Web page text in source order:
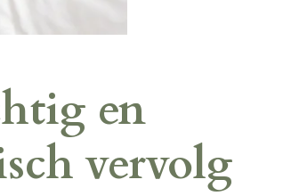
en
vervolg